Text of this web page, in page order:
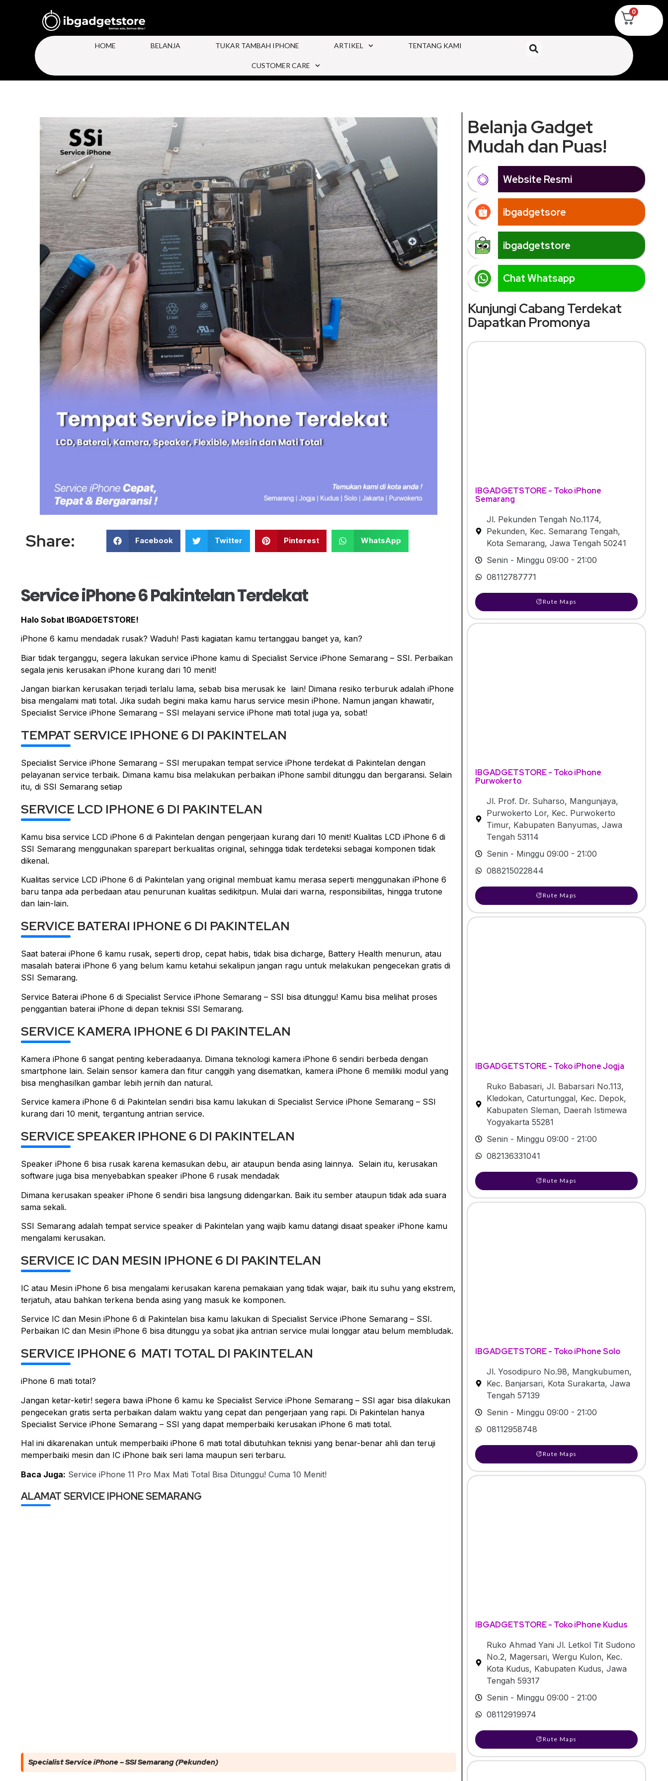
0
HOME BELANJA TUKAR TAMBAH IPHONE ARTIKEL TENTANG KAMI
CUSTOMER CARE
Share: Facebook Twitter Pinterest WhatsApp
Service iPhone 6 Pakintelan Terdekat
Halo Sobat IBGADGETSTORE!
iPhone 6 kamu mendadak rusak? Waduh! Pasti kagiatan kamu tertanggau banget ya, kan?
Biar tidak terganggu, segera lakukan service iPhone kamu di Specialist Service iPhone Semarang – SSI. Perbaikan
segala jenis kerusakan iPhone kurang dari 10 menit!
Jangan biarkan kerusakan terjadi terlalu lama, sebab bisa merusak ke lain! Dimana resiko terburuk adalah iPhone
bisa mengalami mati total. Jika sudah begini maka kamu harus service mesin iPhone. Namun jangan khawatir,
Specialist Service iPhone Semarang – SSI melayani service iPhone mati total juga ya, sobat!
TEMPAT SERVICE IPHONE 6 DI PAKINTELAN
Specialist Service iPhone Semarang – SSI merupakan tempat service iPhone terdekat di Pakintelan dengan
pelayanan service terbaik. Dimana kamu bisa melakukan perbaikan iPhone sambil ditunggu dan bergaransi. Selain
itu, di SSI Semarang setiap
SERVICE LCD IPHONE 6 DI PAKINTELAN
Kamu bisa service LCD iPhone 6 di Pakintelan dengan pengerjaan kurang dari 10 menit! Kualitas LCD iPhone 6 di
SSI Semarang menggunakan sparepart berkualitas original, sehingga tidak terdeteksi sebagai komponen tidak
dikenal.
Kualitas service LCD iPhone 6 di Pakintelan yang original membuat kamu merasa seperti menggunakan iPhone 6
baru tanpa ada perbedaan atau penurunan kualitas sedikitpun. Mulai dari warna, responsibilitas, hingga trutone
dan lain-lain.
SERVICE BATERAI IPHONE 6 DI PAKINTELAN
Saat baterai iPhone 6 kamu rusak, seperti drop, cepat habis, tidak bisa dicharge, Battery Health menurun, atau
masalah baterai iPhone 6 yang belum kamu ketahui sekalipun jangan ragu untuk melakukan pengecekan gratis di
SSI Semarang.
Service Baterai iPhone 6 di Specialist Service iPhone Semarang – SSI bisa ditunggu! Kamu bisa melihat proses
penggantian baterai iPhone di depan teknisi SSI Semarang.
SERVICE KAMERA IPHONE 6 DI PAKINTELAN
Kamera iPhone 6 sangat penting keberadaanya. Dimana teknologi kamera iPhone 6 sendiri berbeda dengan
smartphone lain. Selain sensor kamera dan fitur canggih yang disematkan, kamera iPhone 6 memiliki modul yang
bisa menghasilkan gambar lebih jernih dan natural.
Service kamera iPhone 6 di Pakintelan sendiri bisa kamu lakukan di Specialist Service iPhone Semarang – SSI
kurang dari 10 menit, tergantung antrian service.
SERVICE SPEAKER IPHONE 6 DI PAKINTELAN
Speaker iPhone 6 bisa rusak karena kemasukan debu, air ataupun benda asing lainnya. Selain itu, kerusakan
software juga bisa menyebabkan speaker iPhone 6 rusak mendadak
Dimana kerusakan speaker iPhone 6 sendiri bisa langsung didengarkan. Baik itu sember ataupun tidak ada suara
sama sekali.
SSI Semarang adalah tempat service speaker di Pakintelan yang wajib kamu datangi disaat speaker iPhone kamu
mengalami kerusakan.
SERVICE IC DAN MESIN IPHONE 6 DI PAKINTELAN
IC atau Mesin iPhone 6 bisa mengalami kerusakan karena pemakaian yang tidak wajar, baik itu suhu yang ekstrem,
terjatuh, atau bahkan terkena benda asing yang masuk ke komponen.
Service IC dan Mesin iPhone 6 di Pakintelan bisa kamu lakukan di Specialist Service iPhone Semarang – SSI.
Perbaikan IC dan Mesin iPhone 6 bisa ditunggu ya sobat jika antrian service mulai longgar atau belum membludak.
SERVICE IPHONE 6 MATI TOTAL DI PAKINTELAN
iPhone 6 mati total?
Jangan ketar-ketir! segera bawa iPhone 6 kamu ke Specialist Service iPhone Semarang – SSI agar bisa dilakukan
pengecekan gratis serta perbaikan dalam waktu yang cepat dan pengerjaan yang rapi. Di Pakintelan hanya
Specialist Service iPhone Semarang – SSI yang dapat memperbaiki kerusakan iPhone 6 mati total.
Hal ini dikarenakan untuk memperbaiki iPhone 6 mati total dibutuhkan teknisi yang benar-benar ahli dan teruji
memperbaiki mesin dan IC iPhone baik seri lama maupun seri terbaru.
Baca Juga: Service iPhone 11 Pro Max Mati Total Bisa Ditunggu! Cuma 10 Menit!
ALAMAT SERVICE IPHONE SEMARANG
Specialist Service iPhone – SSI Semarang (Pekunden)
Belanja Gadget
Mudah dan Puas!
Website Resmi
ibgadgetsore
ibgadgetstore
Chat Whatsapp
Kunjungi Cabang Terdekat
Dapatkan Promonya
IBGADGETSTORE - Toko iPhone
Semarang
Jl. Pekunden Tengah No.1174,
Pekunden, Kec. Semarang Tengah,
Kota Semarang, Jawa Tengah 50241
Senin - Minggu 09:00 - 21:00
08112787771
Rute Maps
IBGADGETSTORE - Toko iPhone
Purwokerto
Jl. Prof. Dr. Suharso, Mangunjaya,
Purwokerto Lor, Kec. Purwokerto
Timur, Kabupaten Banyumas, Jawa
Tengah 53114
Senin - Minggu 09:00 - 21:00
088215022844
Rute Maps
IBGADGETSTORE - Toko iPhone Jogja
Ruko Babasari, Jl. Babarsari No.113,
Kledokan, Caturtunggal, Kec. Depok,
Kabupaten Sleman, Daerah Istimewa
Yogyakarta 55281
Senin - Minggu 09:00 - 21:00
082136331041
Rute Maps
IBGADGETSTORE - Toko iPhone Solo
Jl. Yosodipuro No.98, Mangkubumen,
Kec. Banjarsari, Kota Surakarta, Jawa
Tengah 57139
Senin - Minggu 09:00 - 21:00
08112958748
Rute Maps
IBGADGETSTORE - Toko iPhone Kudus
Ruko Ahmad Yani Jl. Letkol Tit Sudono
No.2, Magersari, Wergu Kulon, Kec.
Kota Kudus, Kabupaten Kudus, Jawa
Tengah 59317
Senin - Minggu 09:00 - 21:00
08112919974
Rute Maps